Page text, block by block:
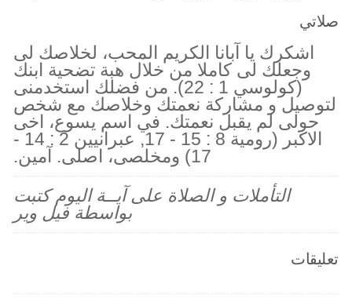
صلاتي
اشكرك يا آبانا الكريم المحب، لخلاصك لى
وجعلك لى كاملا من خلال هبة تضحية ابنك
(كولوسي 1 : 22). من فضلك استخدمنى
لتوصيل و مشاركة نعمتك وخلاصك مع شخص
حولى لم يقبل نعمتك. في اسم يسوع، اخى
الاكبر (رومية 8 : 15 - 17, عبرانيين 2 : 14 -
17) ومخلصى، اصلى. آمين.
التأملات و الصلاة على آيــة اليوم كتبت
بواسطة فيل وير
تعليقات